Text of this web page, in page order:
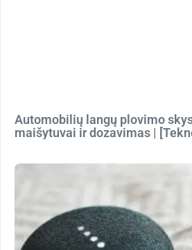
Automobilių langų plovimo
maišytuvai ir dozavimas |